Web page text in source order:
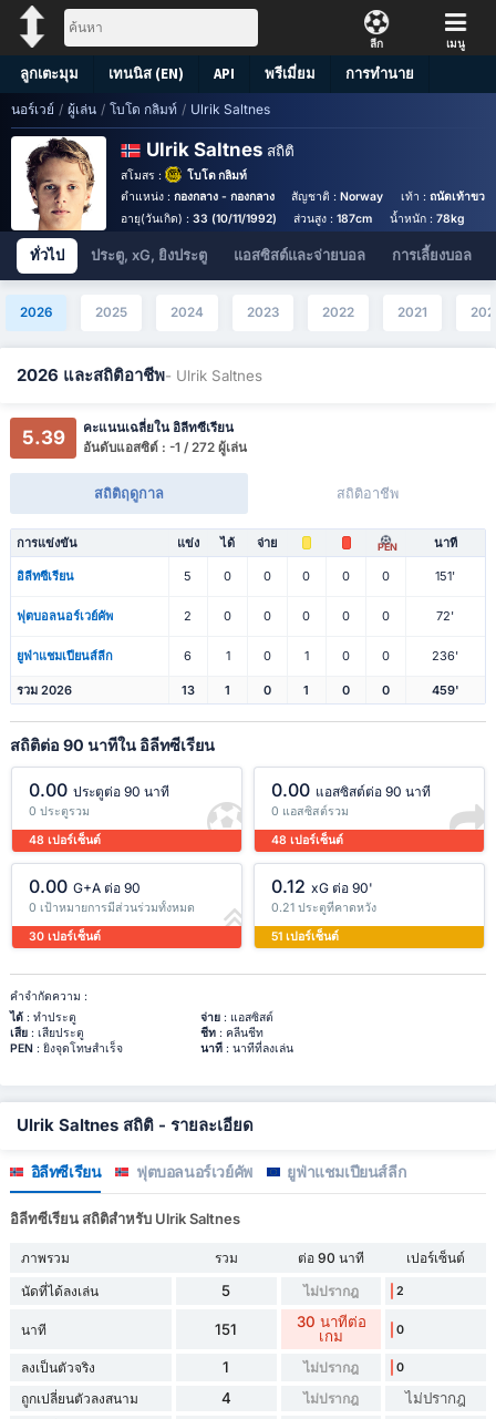
ลีก เมนู
ลูกเตะมุม เทนนิส (EN) API พรีเมี่ยม การทำนาย
นอร์เวย์ / ผู้เล่น / โบโด กลิมท์ / Ulrik Saltnes
Ulrik Saltnes สถิติ
สโมสร :
โบโด กลิมท์
ตำแหน่ง : กองกลาง - กองกลาง สัญชาติ :Norway เท้า : ถนัดเท้าขวา
อายุ(วันเกิด) : 33 (10/11/1992) ส่วนสูง :187cm น้ำหนัก : 78kg
ทั่วไป ประตู, xG, ยิงประตู แอสซิสต์และจ่ายบอล การเลี้ยงบอล
2026 2025 2024 2023 2022 2021
2026 และสถิติอาชีพ- Ulrik Saltnes
5.39
คะแนนเฉลี่ยใน อิลีทซีเรียน
อันดับแอสซิต์ : -1 / 272 ผู้เล่น
สถิติฤดูกาล สถิติอาชีพ
การแข่งขัน แข่ง ได้ จ่าย PEN นาที
อิลีทซีเรียน 5 0 0 0 0 0 151'
ฟุตบอลนอร์เวย์คัพ 2 0 0 0 0 0 72'
ยูฟ่าแชมเปียนส์ลีก 6 1 0 1 0 0 236'
รวม 2026 13 1 0 1 0 0 459'
สถิติต่อ 90 นาทีใน อิลีทซีเรียน
0.00 ประตูต่อ 90 นาที
0 ประตูรวม
48 เปอร์เซ็นต์
0.00 แอสซิสต์ต่อ 90 นาที
0 แอสซิสต์รวม
48 เปอร์เซ็นต์
0.00 G+A ต่อ 90
0 เป้าหมายการมีส่วนร่วมทั้งหมด
30 เปอร์เซ็นต์
0.12 xG ต่อ 90'
0.21 ประตูที่คาดหวัง
51 เปอร์เซ็นต์
คำจำกัดความ :
ได้: ทำประตู จ่าย: แอสซิสต์
เสีย: เสียประตู ชีท: คลีนชีท
PEN: ยิงจุดโทษสำเร็จ นาที: นาทีที่ลงเล่น
Ulrik Saltnes สถิติ - รายละเอียด
อิลีทซีเรียน ฟุตบอลนอร์เวย์คัพ ยูฟ่าแชมเปียนส์ลีก
อิลีทซีเรียน สถิติสำหรับ Ulrik Saltnes
ภาพรวม รวม ต่อ 90 นาที
เปอร์เซ็นต์
นัดที่ได้ลงเล่น
5 ไม่ปรากฎ 2
นาที 151
30 นาทีต่อ
เกม
0
ลงเป็นตัวจริง 1 ไม่ปรากฎ 0
ถูกเปลี่ยนตัวลงสนาม 4 ไม่ปรากฎ ไม่ปรากฎ